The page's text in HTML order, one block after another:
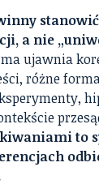
a nie
ujawnia
różne
to